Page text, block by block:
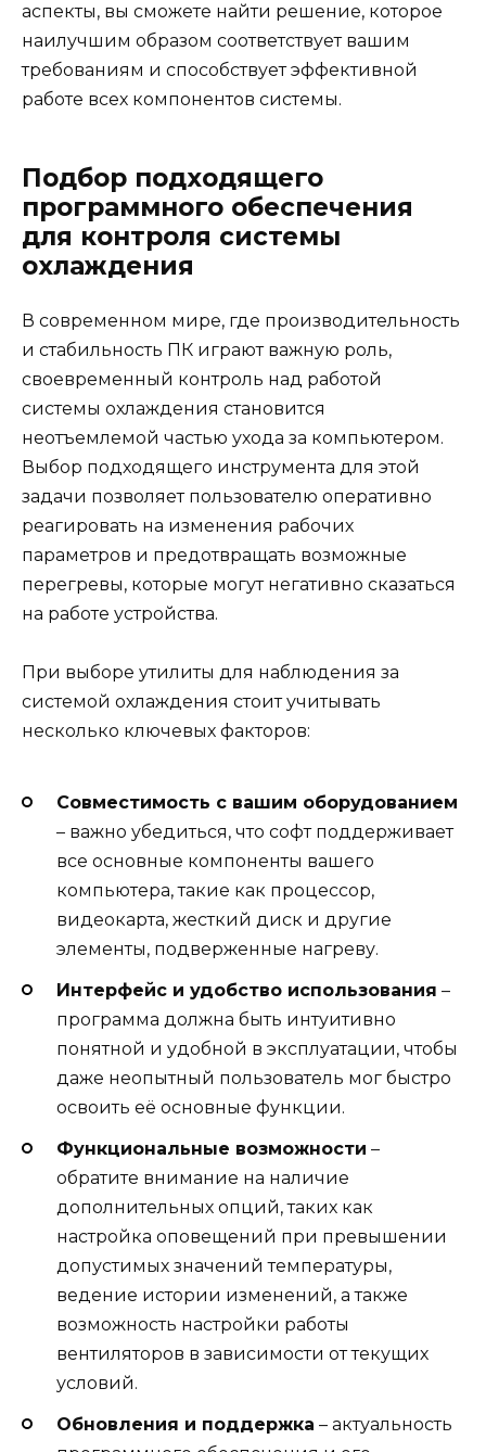
аспекты, вы сможете найти решение, которое
наилучшим образом соответствует вашим
требованиям и способствует эффективной
работе всех компонентов системы.
Подбор подходящего
программного обеспечения
для контроля системы
охлаждения
В современном мире, где производительность
и стабильность ПК играют важную роль,
своевременный контроль над работой
системы охлаждения становится
неотъемлемой частью ухода за компьютером.
Выбор подходящего инструмента для этой
задачи позволяет пользователю оперативно
реагировать на изменения рабочих
параметров и предотвращать возможные
перегревы, которые могут негативно сказаться
на работе устройства.
При выборе утилиты для наблюдения за
системой охлаждения стоит учитывать
несколько ключевых факторов:
Совместимость с вашим оборудованием
– важно убедиться, что софт поддерживает
все основные компоненты вашего
компьютера, такие как процессор,
видеокарта, жесткий диск и другие
элементы, подверженные нагреву.
Интерфейс и удобство использования –
программа должна быть интуитивно
понятной и удобной в эксплуатации, чтобы
даже неопытный пользователь мог быстро
освоить её основные функции.
Функциональные возможности –
обратите внимание на наличие
дополнительных опций, таких как
настройка оповещений при превышении
допустимых значений температуры,
ведение истории изменений, а также
возможность настройки работы
вентиляторов в зависимости от текущих
условий.
Обновления и поддержка – актуальность